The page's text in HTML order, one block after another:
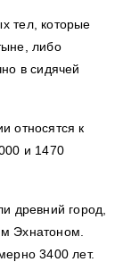
тел, которые
либо
в сидячей
относятся к
и 1470
древний город,
Эхнатоном.
3400 лет.